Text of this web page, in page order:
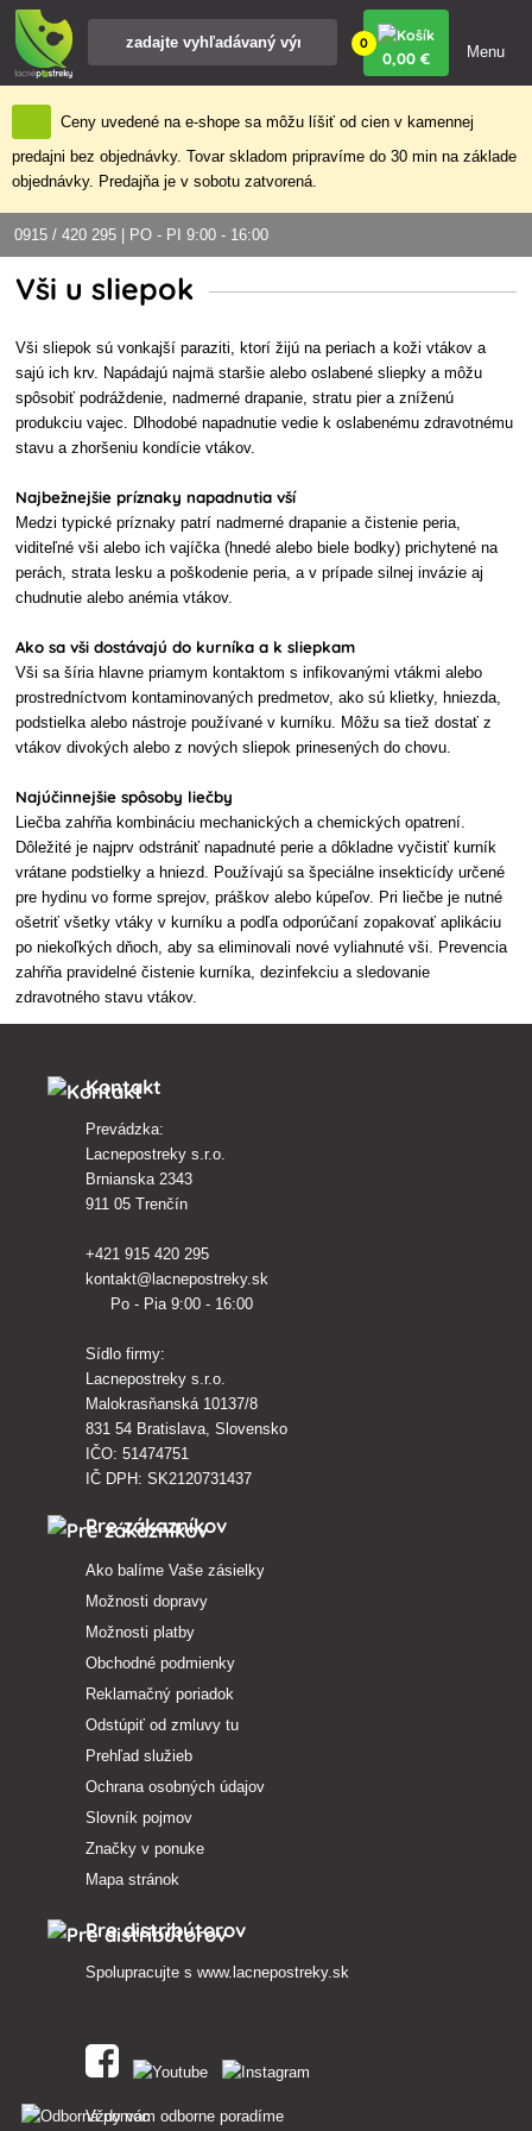
Ceny uvedené na e-shope sa môžu líšiť od cien v kamennej
predajni bez objednávky. Tovar skladom pripravíme do 30 min na základe
objednávky. Predajňa je v sobotu zatvorená.
0915 / 420 295 | PO - PI 9:00 - 16:00
0
0,00 € Menu
Vši u sliepok
Vši sliepok sú vonkajší paraziti, ktorí žijú na periach a koži vtákov a
sajú ich krv. Napádajú najmä staršie alebo oslabené sliepky a môžu
spôsobiť podráždenie, nadmerné drapanie, stratu pier a zníženú
produkciu vajec. Dlhodobé napadnutie vedie k oslabenému zdravotnému
stavu a zhoršeniu kondície vtákov.
Najbežnejšie príznaky napadnutia vší
Medzi typické príznaky patrí nadmerné drapanie a čistenie peria,
viditeľné vši alebo ich vajíčka (hnedé alebo biele bodky) prichytené na
perách, strata lesku a poškodenie peria, a v prípade silnej invázie aj
chudnutie alebo anémia vtákov.
Ako sa vši dostávajú do kurníka a k sliepkam
Vši sa šíria hlavne priamym kontaktom s infikovanými vtákmi alebo
prostredníctvom kontaminovaných predmetov, ako sú klietky, hniezda,
podstielka alebo nástroje používané v kurníku. Môžu sa tiež dostať z
vtákov divokých alebo z nových sliepok prinesených do chovu.
Najúčinnejšie spôsoby liečby
Liečba zahŕňa kombináciu mechanických a chemických opatrení.
Dôležité je najprv odstrániť napadnuté perie a dôkladne vyčistiť kurník
vrátane podstielky a hniezd. Používajú sa špeciálne insekticídy určené
pre hydinu vo forme sprejov, práškov alebo kúpeľov. Pri liečbe je nutné
ošetriť všetky vtáky v kurníku a podľa odporúčaní zopakovať aplikáciu
po niekoľkých dňoch, aby sa eliminovali nové vyliahnuté vši. Prevencia
zahŕňa pravidelné čistenie kurníka, dezinfekciu a sledovanie
zdravotného stavu vtákov.
Kontakt
Prevádzka:
Lacnepostreky s.r.o.
Brnianska 2343
911 05 Trenčín
+421 915 420 295
kontakt@lacnepostreky.sk
Po - Pia 9:00 - 16:00
Sídlo firmy:
Lacnepostreky s.r.o.
Malokrasňanská 10137/8
831 54 Bratislava, Slovensko
IČO: 51474751
IČ DPH: SK2120731437
Pre zákazníkov
Ako balíme Vaše zásielky
Možnosti dopravy
Možnosti platby
Obchodné podmienky
Reklamačný poriadok
Odstúpiť od zmluvy tu
Prehľad služieb
Ochrana osobných údajov
Slovník pojmov
Značky v ponuke
Mapa stránok
Pre distribútorov
Spolupracujte s www.lacnepostreky.sk
Vždy vám odborne poradíme